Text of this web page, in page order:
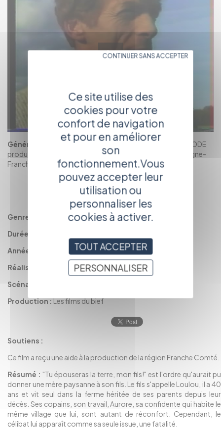
Générique :
auteur-réalisateur : Pasacale THIRODE
production- diffusion : Les films du bief, France 3 Bourgogne-
Franche-Comté
RETOUR
AU CATALOGUE
Genre :
Documentaire
Durée :
Année :
Réalisation :
THIRODE Pascale
Scénario :
Production :Les films du bief
Soutiens :
Ce film a reçu une aide à la production de la région Franche Comté.
Résumé : "Tu épouseras la terre, mon fils!" est l'ordre qu'aurait pu
donner une mère paysanne à son fils. Le fils s'appelle Loulou, il a 40
ans et vit seul dans la ferme héritée de ses parents depuis leur
décès. Ses copains, son travail, Aurore, sa confidente qui habite le
même village que lui, sont autant de réconfort. Cependant, le
célibat lui apparaît comme sa seule issue, une fatalité.
Ce site utilise des
cookies pour votre
confort de navigation
et pour en améliorer
son
fonctionnement.Vous
pouvez accepter leur
utilisation ou
personnaliser les
cookies à activer.
TOUT ACCEPTER
CONTINUER SANS ACCEPTER
PERSONNALISER